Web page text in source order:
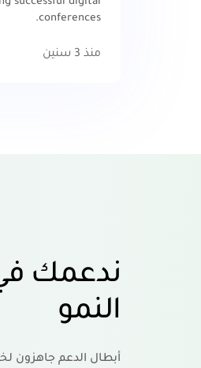
conferences.
منذ 3 سنين
ندعمك
النمو
أبطال الدعم جاهزون